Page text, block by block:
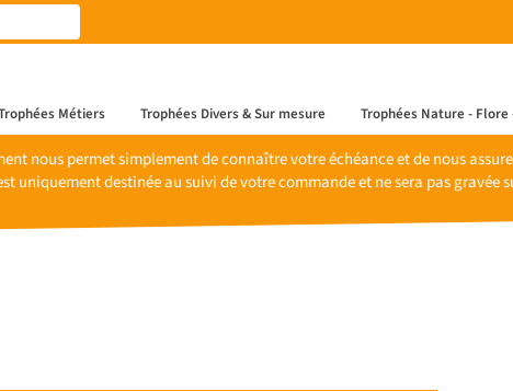
Métiers Trophées Divers & Sur mesure Trophées Nature - Flore
nous permet simplement de connaître votre échéance et de nous
uniquement destinée au suivi de votre commande et ne sera pas gravée